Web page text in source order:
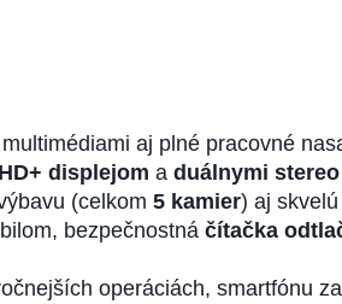
aj plné pracovné
displejom aduálnymi
(celkom5 kamier) aj
bezpečnostnáčítačka
operáciách, smartfónu